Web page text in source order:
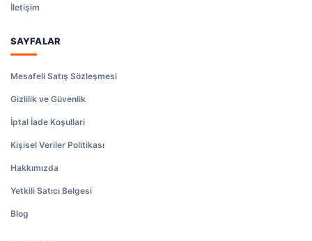
İletişim
SAYFALAR
Mesafeli Satış Sözleşmesi
Gizlilik ve Güvenlik
İptal İade Koşullari
Kişisel Veriler Politikası
Hakkımızda
Yetkili Satıcı Belgesi
Blog